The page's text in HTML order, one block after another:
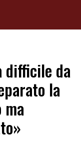
difficile da
la